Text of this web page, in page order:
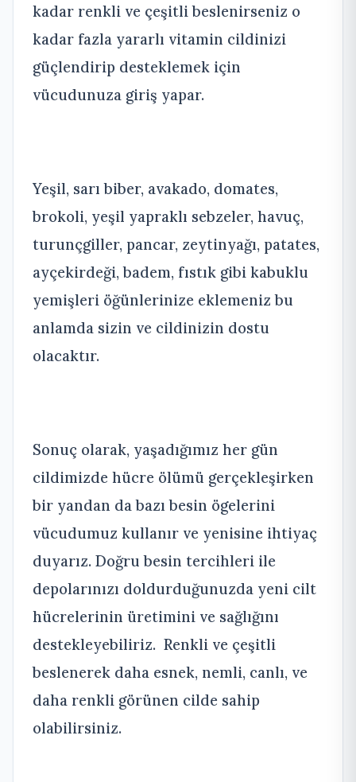
kadar renkli ve çeşitli beslenirseniz o
kadar fazla yararlı vitamin cildinizi
güçlendirip desteklemek için
vücudunuza giriş yapar.
Yeşil, sarı biber, avakado, domates,
brokoli, yeşil yapraklı sebzeler, havuç,
turunçgiller, pancar, zeytinyağı, patates,
ayçekirdeği, badem, fıstık gibi kabuklu
yemişleri öğünlerinize eklemeniz bu
anlamda sizin ve cildinizin dostu
olacaktır.
Sonuç olarak, yaşadığımız her gün
cildimizde hücre ölümü gerçekleşirken
bir yandan da bazı besin ögelerini
vücudumuz kullanır ve yenisine ihtiyaç
duyarız. Doğru besin tercihleri ile
depolarınızı doldurduğunuzda yeni cilt
hücrelerinin üretimini ve sağlığını
destekleyebiliriz. Renkli ve çeşitli
beslenerek daha esnek, nemli, canlı, ve
daha renkli görünen cilde sahip
olabilirsiniz.